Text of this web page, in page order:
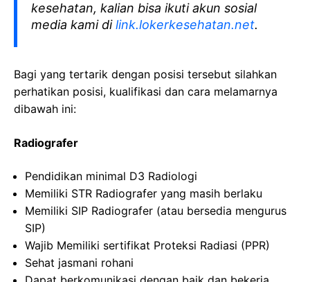
kesehatan, kalian bisa ikuti akun sosial
media kami dilink.lokerkesehatan.net.
Bagi yang tertarik dengan posisi tersebut silahkan
perhatikan posisi, kualifikasi dan cara melamarnya
dibawah ini:
Radiografer
Pendidikan minimal D3 Radiologi
Memiliki STR Radiografer yang masih berlaku
Memiliki SIP Radiografer (atau bersedia mengurus
SIP)
Wajib Memiliki sertifikat Proteksi Radiasi (PPR)
Sehat jasmani rohani